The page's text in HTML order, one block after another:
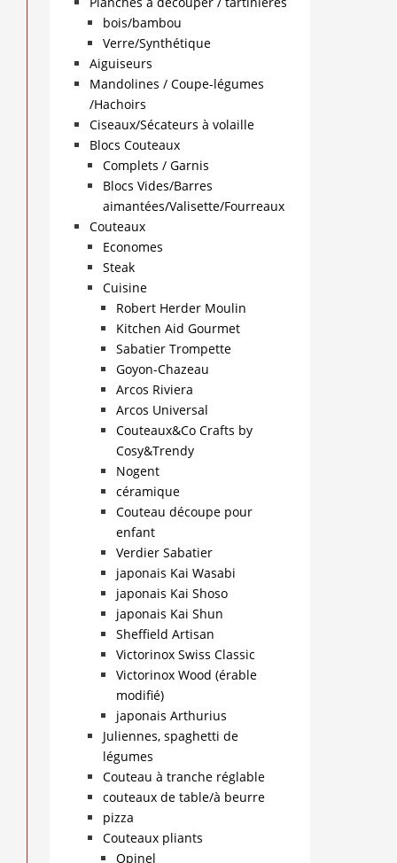
bois/bambou
Verre/Synthétique
Aiguiseurs
Mandolines / Coupe-légumes
/Hachoirs
Ciseaux/Sécateurs à volaille
Blocs Couteaux
Complets / Garnis
Blocs Vides/Barres
aimantées/Valisette/Fourreaux
Couteaux
Economes
Steak
Cuisine
Robert Herder Moulin
Kitchen Aid Gourmet
Sabatier Trompette
Goyon-Chazeau
Arcos Riviera
Arcos Universal
Couteaux&Co Crafts by
Cosy&Trendy
Nogent
céramique
Couteau découpe pour
enfant
Verdier Sabatier
japonais Kai Wasabi
japonais Kai Shoso
japonais Kai Shun
Sheffield Artisan
Victorinox Swiss Classic
Victorinox Wood (érable
modifié)
japonais Arthurius
Juliennes, spaghetti de
légumes
Couteau à tranche réglable
couteaux de table/à beurre
pizza
Couteaux pliants
Opinel